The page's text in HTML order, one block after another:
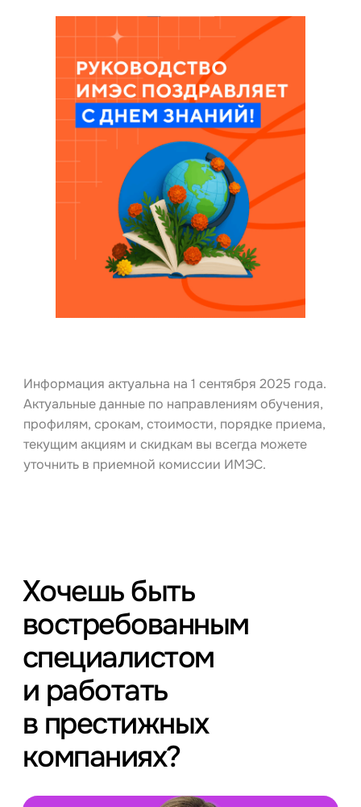
Информация актуальна на 1 сентября 2025 года.
Актуальные данные по направлениям обучения,
профилям, срокам, стоимости, порядке приема,
текущим акциям и скидкам вы всегда можете
уточнить в приемной комиссии ИМЭС.
Хочешь быть
востребованным
специалистом
и работать
в престижных
компаниях?